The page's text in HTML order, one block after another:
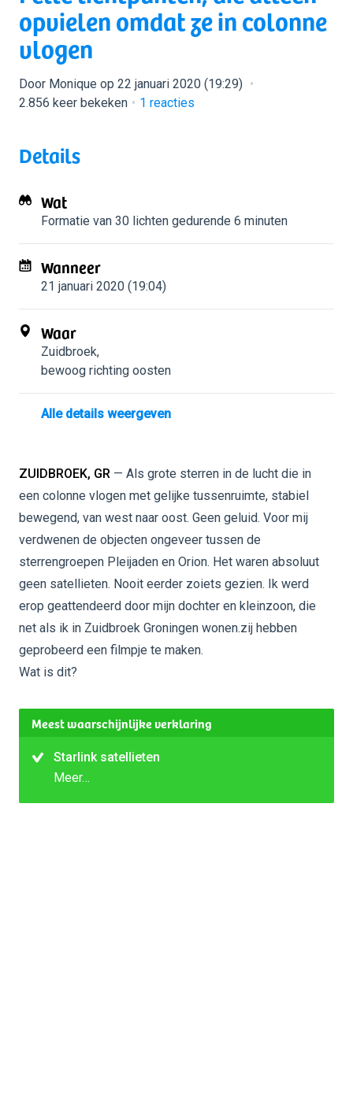
opvielen omdat ze in colonne
vlogen
Door Monique op 22 januari 2020 (19:29)
2.856 keer bekeken
1 reacties
Details
Wat
Formatie van 30 lichten gedurende 6 minuten
Wanneer
21 januari 2020 (19:04)
Waar
Zuidbroek,
bewoog richting oosten
Alle details weergeven
ZUIDBROEK, GR — Als grote sterren in de lucht die in
een colonne vlogen met gelijke tussenruimte, stabiel
bewegend, van west naar oost. Geen geluid. Voor mij
verdwenen de objecten ongeveer tussen de
sterrengroepen Pleijaden en Orion. Het waren absoluut
geen satellieten. Nooit eerder zoiets gezien. Ik werd
erop geattendeerd door mijn dochter en kleinzoon, die
net als ik in Zuidbroek Groningen wonen.zij hebben
geprobeerd een filmpje te maken.
Wat is dit?
Meest waarschijnlijke verklaring
Starlink satellieten
Meer…